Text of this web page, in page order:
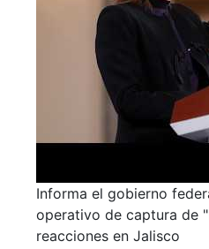
Informa el gobierno
operativo de captura de
reacciones en Jalisco